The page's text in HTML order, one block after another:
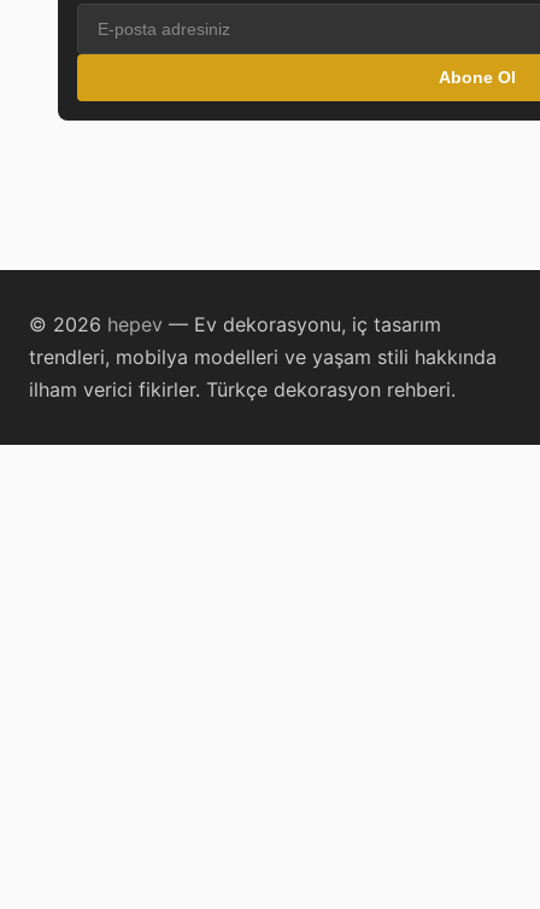
Abone Ol
© 2026 hepev — Ev dekorasyonu, iç tasarım
trendleri, mobilya modelleri ve yaşam stili hakkında
ilham verici fikirler. Türkçe dekorasyon rehberi.